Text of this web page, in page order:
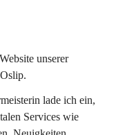
unserer
lade ich ein,
Services wie